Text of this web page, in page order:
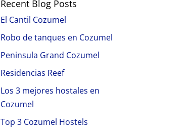
Recent Blog Posts
El Cantil Cozumel
Robo de tanques en Cozumel
Peninsula Grand Cozumel
Residencias Reef
Los 3 mejores hostales en
Cozumel
Top 3 Cozumel Hostels